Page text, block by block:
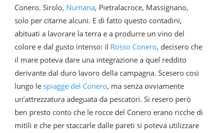
Conero. Sirolo, Numana, Pietralacroce, Massignano,
solo per citarne alcuni. E di fatto questo contadini,
abituati a lavorare la terra e a produrre un vino del
colore e dal gusto intenso: il Rosso Conero, decisero che
il mare poteva dare una integrazione a quel reddito
derivante dal duro lavoro della campagna. Scesero così
lungo le spiagge del Conero, ma senza ovviamente
un’attrezzatura adeguata da pescatori. Si resero però
ben presto conto che le rocce del Conero erano ricche di
mitili e che per staccarle dalle pareti si poteva utilizzare